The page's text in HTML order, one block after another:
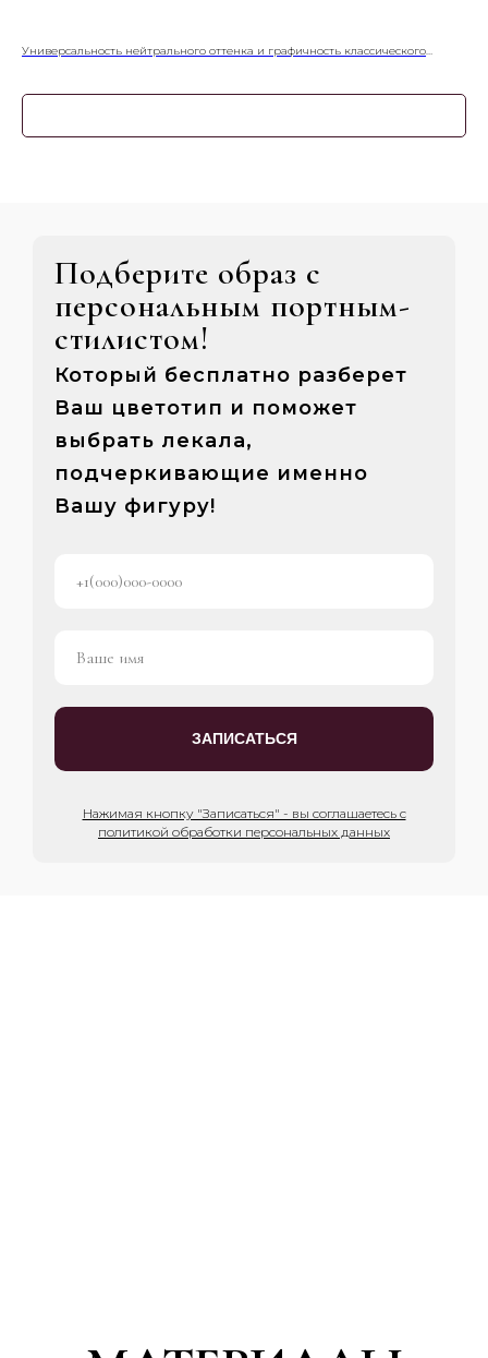
Универсальность нейтрального оттенка и графичность классического
Подберите образ с
персональным портным-
стилистом!
Который бесплатно разберет
Ваш цветотип и поможет
выбрать лекала,
подчеркивающие именно
Вашу фигуру!
ЗАПИСАТЬСЯ
Нажимая кнопку "Записаться" - вы соглашаетесь с
политикой обработки персональных данных